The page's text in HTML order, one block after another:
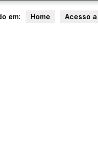
em: Home Acesso